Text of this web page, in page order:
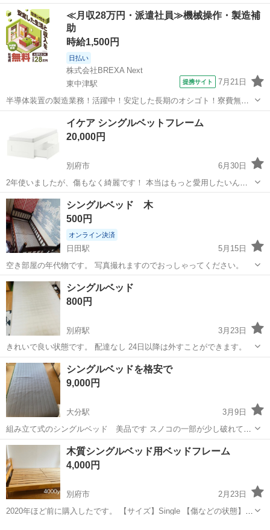
問題なく動きます◎ 引っ越しのため、必要な方にお譲りしたく、出品
いたしました。 大分市内でしたらお運びも可能です。 引き取りにきて
くれる方を優先にお譲り...
大分 大分市 中判田駅 ベッド 電動
≪月収28万円・派遣社員≫機械操作・製造補
助
時給1,500円
日払い
株式会社BREXA Next
東中津駅
提携サイト 7月21日
半導体装置の製造業務！活躍中！安定した長期のオシゴト！寮費無料
★赴任旅費会社負担◎20代～40代の男性活躍中★未経験活躍中！高時
給1,500円！《大分県中津市》 人気の工場のお仕事 ◇半導体装置内部
のシート製造◇ ＊クリー...
その他
イケア シングルベットフレーム
20,000円
別府市
6月30日
2年使いましたが、傷もなく綺麗です！ 本当はもっと愛用したいんで
すが、留学があって手放さないと行けないので出品しました ( •̥-•̥ ) ꒰
ঌ┈┈┈┈┈┈┈┈┈┈┈┈┈┈┈໒꒱ ＊大分県在住の方で別府市まで
取りに来て...
大分 別府市 ベッド シングルベットフレーム
シングルベッド 木
500円
オンライン決済
日田駅
5月15日
空き部屋の年代物です。 写真撮れますのでおっしゃってください。
大分 日田市 日田駅 ベッド
シングルベッド
800円
別府駅
3月23日
きれいで良い状態です。 配達なし 24日以降は外すことができます。
大分 別府市 別府駅 ベッド 状態
シングルベッドを格安で
9,000円
大分駅
3月9日
組み立て式のシングルベッド 美品です スノコの一部が少し破れてま
す(写真4枚目) マットは分割タイプです 全体的には綺麗な品です😊
大分 大分市 大分駅 スノコ
木質シングルベッド用ベッドフレーム
4,000円
別府市
2月23日
2020年ほど前に購入したです。 【サイズ】Single 【傷などの状態】と